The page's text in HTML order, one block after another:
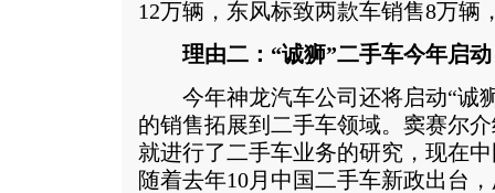
12万辆，东风标致两款车销售8万辆
理由二：“诚狮”二手车今年启动
今年神龙汽车公司还将启动“诚
的销售拓展到二手车领域。窦赛尔
就进行了二手车业务的研究，现在
随着去年10月中国二手车新政出台